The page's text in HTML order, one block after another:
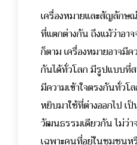
เครื่องหมายและสัญลัก
ที่แตกต่างกัน ถึงแม้ว่าอ
ก็ตาม เครื่องหมายอาจมี
กันได้ทั่วโลก มีรูปแบบที่
มีความเข้าใจตรงกันทั่
หยิบมาใช้ที่ต่างออกไป เ
วัฒนธรรมเดียวกัน ไม่ว่า
เฉพาะคนที่อยู่ในชุมชนห